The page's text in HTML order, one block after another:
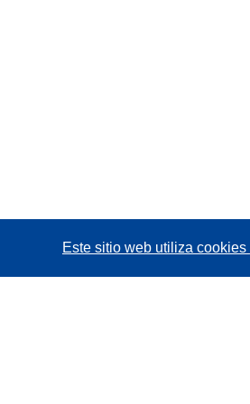
Este sitio web utiliza cookies